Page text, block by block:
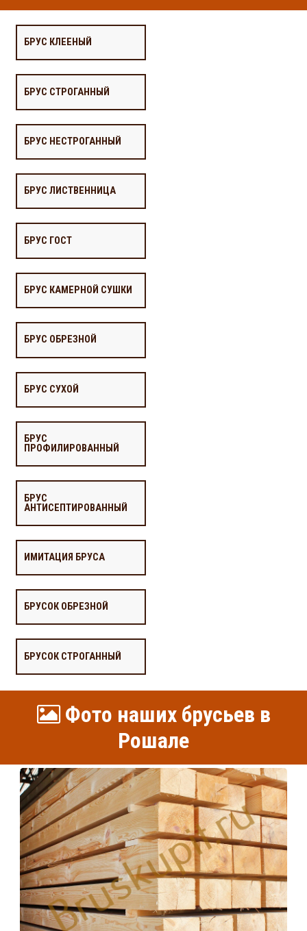
БРУС КЛЕЕНЫЙ
БРУС СТРОГАННЫЙ
БРУС НЕСТРОГАННЫЙ
БРУС ЛИСТВЕННИЦА
БРУС ГОСТ
БРУС КАМЕРНОЙ СУШКИ
БРУС ОБРЕЗНОЙ
БРУС СУХОЙ
БРУС
ПРОФИЛИРОВАННЫЙ
БРУС
АНТИСЕПТИРОВАННЫЙ
ИМИТАЦИЯ БРУСА
БРУСОК ОБРЕЗНОЙ
БРУСОК СТРОГАННЫЙ
Фото наших брусьев в
Рошале